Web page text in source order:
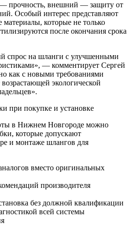
— прочность, внешний — защиту от
Особый интерес представляют
материалы, которые не только
после окончания срока
спрос на шланги с улучшенными
— комментирует Сергей
как с новыми требованиями
возрастающей экологической
при покупке и установке
в Нижнем Новгороде можно
которые допускают
и монтаже шлангов для
вместо оригинальных
производителя
без должной квалификации
всей системы